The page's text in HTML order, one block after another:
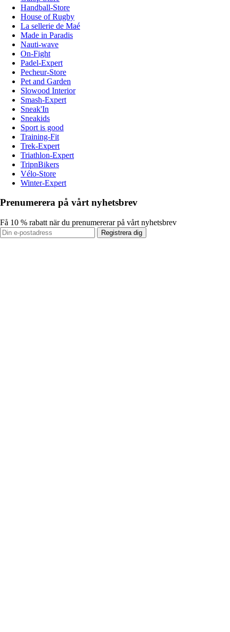
Handball-Store
House of Rugby
La sellerie de Maé
Made in Paradis
Nauti-wave
On-Fight
Padel-Expert
Pecheur-Store
Pet and Garden
Slowood Interior
Smash-Expert
Sneak'In
Sneakids
Sport is good
Training-Fit
Trek-Expert
Triathlon-Expert
TripnBikers
Vélo-Store
Winter-Expert
Prenumerera på vårt nyhetsbrev
Få 10 % rabatt när du prenumererar på vårt nyhetsbrev
Registrera dig